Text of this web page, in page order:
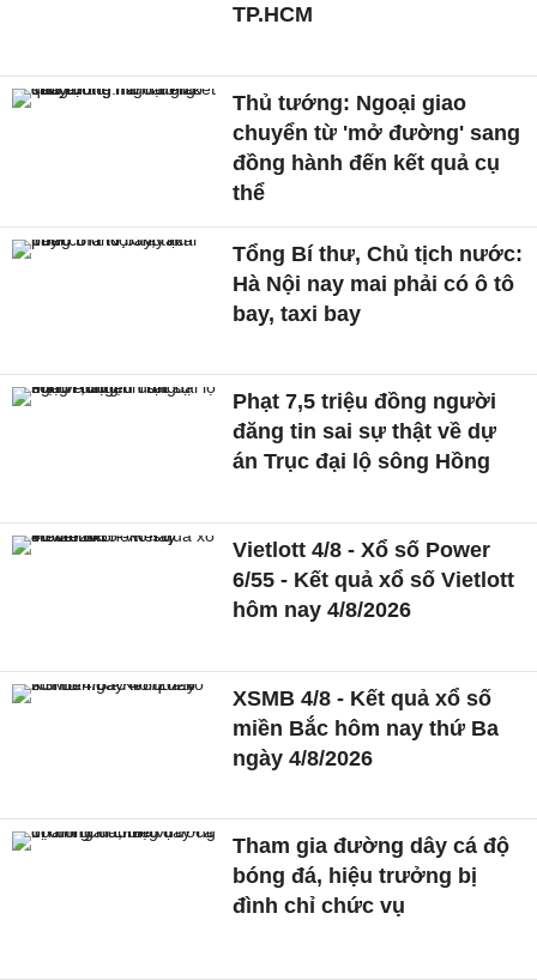
TP.HCM
Thủ tướng: Ngoại giao
chuyển từ 'mở đường' sang
đồng hành đến kết quả cụ
thể
Tổng Bí thư, Chủ tịch nước:
Hà Nội nay mai phải có ô tô
bay, taxi bay
Phạt 7,5 triệu đồng người
đăng tin sai sự thật về dự
án Trục đại lộ sông Hồng
Vietlott 4/8 - Xổ số Power
6/55 - Kết quả xổ số Vietlott
hôm nay 4/8/2026
XSMB 4/8 - Kết quả xổ số
miền Bắc hôm nay thứ Ba
ngày 4/8/2026
Tham gia đường dây cá độ
bóng đá, hiệu trưởng bị
đình chỉ chức vụ